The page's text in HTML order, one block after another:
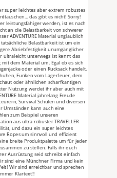
super leichtes aber extrem robustes
das gibt es nicht! Sorry!
leistungsfähiger werden, ist es nach
an die Belastbarkeit von schwerer
ADVENTURE Material unglaublich
Belastbarkeit ist um ein
Abriebfestigkeit unumgänglicher
ultraleicht unterwegs ist kennt das
dem Material um. Egal ob es sich
oder einen Rucksack handelt.
Funken vom Lagerfeuer, dem
oder ähnlichen scharfkantigen
Nutzung werdet ihr aber auch mit
Material jahrelang Freude
Survival Schulen und diversen
Umständen kann auch eine
zum Beispiel unseren
aus ultra robuster TRAVELLER
und dazu ein super leichtes
Ropes um sinnvoll und effizient
breite Produktpalette um für jeden
zu stellen. Falls ihr euch
Ausrüstung seid schreibt einfach
sind eine Münchner Firma und kein
Wir sind erreichbar und sprechen
Klartext!!